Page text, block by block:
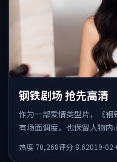
钢铁剧场 抢先高清
作为一部爱情类型片，《
有场面调度，也保留人物
热度 70,268评分 8.62019-